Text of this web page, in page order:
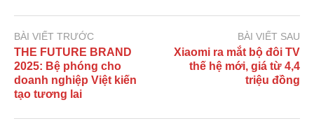
BÀI VIẾT TRƯỚC
THE FUTURE BRAND
2025: Bệ phóng cho
doanh nghiệp Việt kiến
tạo tương lai
BÀI VIẾT SAU
Xiaomi ra mắt bộ đôi TV
thế hệ mới, giá từ 4,4
triệu đồng